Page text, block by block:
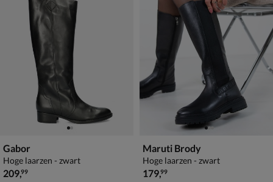
Gabor
Hoge laarzen - zwart
€ 209,99
209,99
Maruti Brody
Hoge laarzen - zwart
€ 179,99
179,99